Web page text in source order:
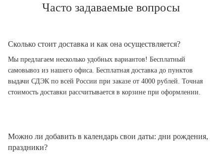
Часто задаваемые вопросы
Сколько стоит доставка и как она осуществляется?
Мы предлагаем несколько удобных вариантов! Бесплатный
самовывоз из нашего офиса. Бесплатная доставка до пунктов
выдачи СДЭК по всей России при заказе от 4000 рублей. Точная
стоимость доставки рассчитывается в корзине при оформлении.
Можно ли добавить в календарь свои даты: дни рождения,
праздники?